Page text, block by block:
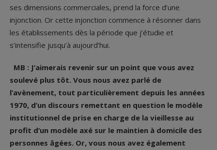
ses dimensions commerciales, prend la force d’une
injonction. Or cette injonction commence à résonner dans
les établissements dès la période que j’étudie et
s’intensifie jusqu’à aujourd’hui.
MB : J’aimerais revenir sur un point que vous avez
soulevé plus tôt. Vous nous avez parlé de
l’avènement, tout particulièrement depuis les années
1970, d’un discours remettant en question le modèle
institutionnel de prise en charge de la vieillesse au
profit d’un modèle axé sur le maintien à domicile des
personnes âgées. Or, vous nous avez également